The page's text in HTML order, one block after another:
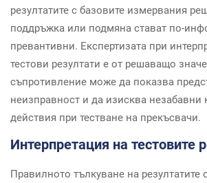
резултатите с базовите измервания
поддръжка или подмяна стават по-
превантивни. Експертизата при
тестови резултати е от решаващо
съпротивление може да показва
неизправност и да изисква незабавни
действия при тестване на прекъсвачи.
Интерпретация на тестовите
Правилното тълкуване на резултатите